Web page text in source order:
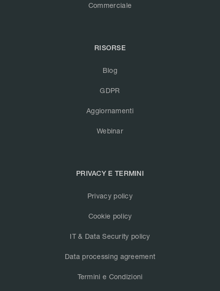
Commerciale
RISORSE
Blog
GDPR
Aggiornamenti
Webinar
PRIVACY E TERMINI
Privacy policy
Cookie policy
IT & Data Security policy
Data processing agreement
Termini e Condizioni